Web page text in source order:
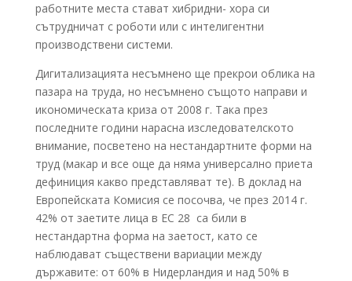
работните места стават хибридни- хора си
сътрудничат с роботи или с интелигентни
производствени системи.
Дигитализацията несъмнено ще прекрои облика на
пазара на труда, но несъмнено същото направи и
икономическата криза от 2008 г. Така през
последните години нарасна изследователското
внимание, посветено на нестандартните форми на
труд (макар и все още да няма универсално приета
дефиниция какво представляват те). В доклад на
Европейската Комисия се посочва, че през 2014 г.
42% от заетите лица в ЕС 28 са били в
нестандартна форма на заетост, като се
наблюдават съществени вариации между
държавите: от 60% в Нидерландия и над 50% в